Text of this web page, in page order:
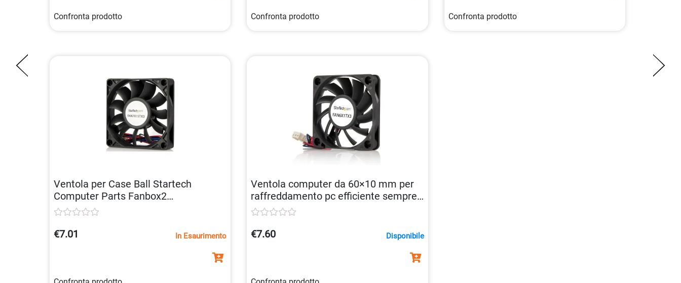
Confronta prodotto Confronta prodotto Confronta prodotto
Ventola per Case Ball Startech
Computer Parts Fanbox2
65030782302
€7.01 In Esaurimento
Ventola computer da 60×10 mm per
raffreddamento pc efficiente sempre
0065030786355
€7.60 Disponibile